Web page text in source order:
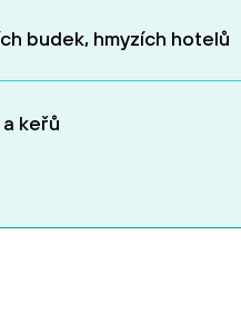
budek, hmyzích hotelů
keřů